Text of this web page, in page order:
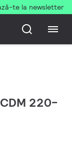
te la newsletter
220-